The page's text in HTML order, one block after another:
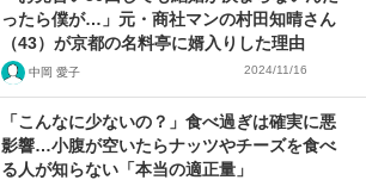
ったら僕が…」元・商社マンの村田知晴さん
（43）が京都の名料亭に婿入りした理由
中岡 愛子 2024/11/16
「こんなに少ないの？」食べ過ぎは確実に悪
影響…小腹が空いたらナッツやチーズを食べ
る人が知らない「本当の適正量」